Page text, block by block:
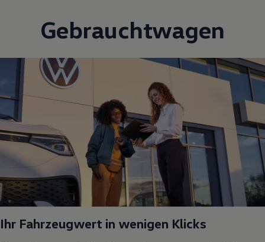
Gebrauchtwagen
Ihr Fahrzeugwert in wenigen Klicks